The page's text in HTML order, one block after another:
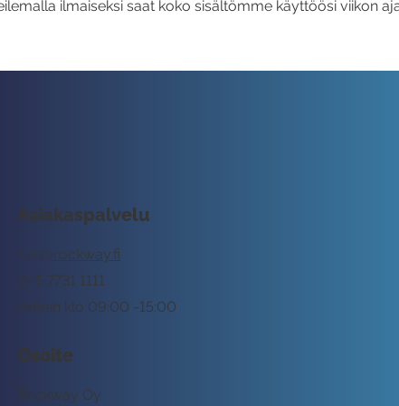
ilmaiseksi saat koko sisältömme käyttöösi viikon
Asiakaspalvelu
tuki@rockway.fi
Arkisin klo 09:00 -15:00
045 7731 1111
Osoite
Rockway Oy